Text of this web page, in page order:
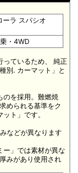
ーラ スパシオ
・4WD
っているため、 純正
別. カーマット」と
のを採用。難燃焼
められる基準をク
ト」です。
などが異なります
ー」では素材が異な
みがあり使用され